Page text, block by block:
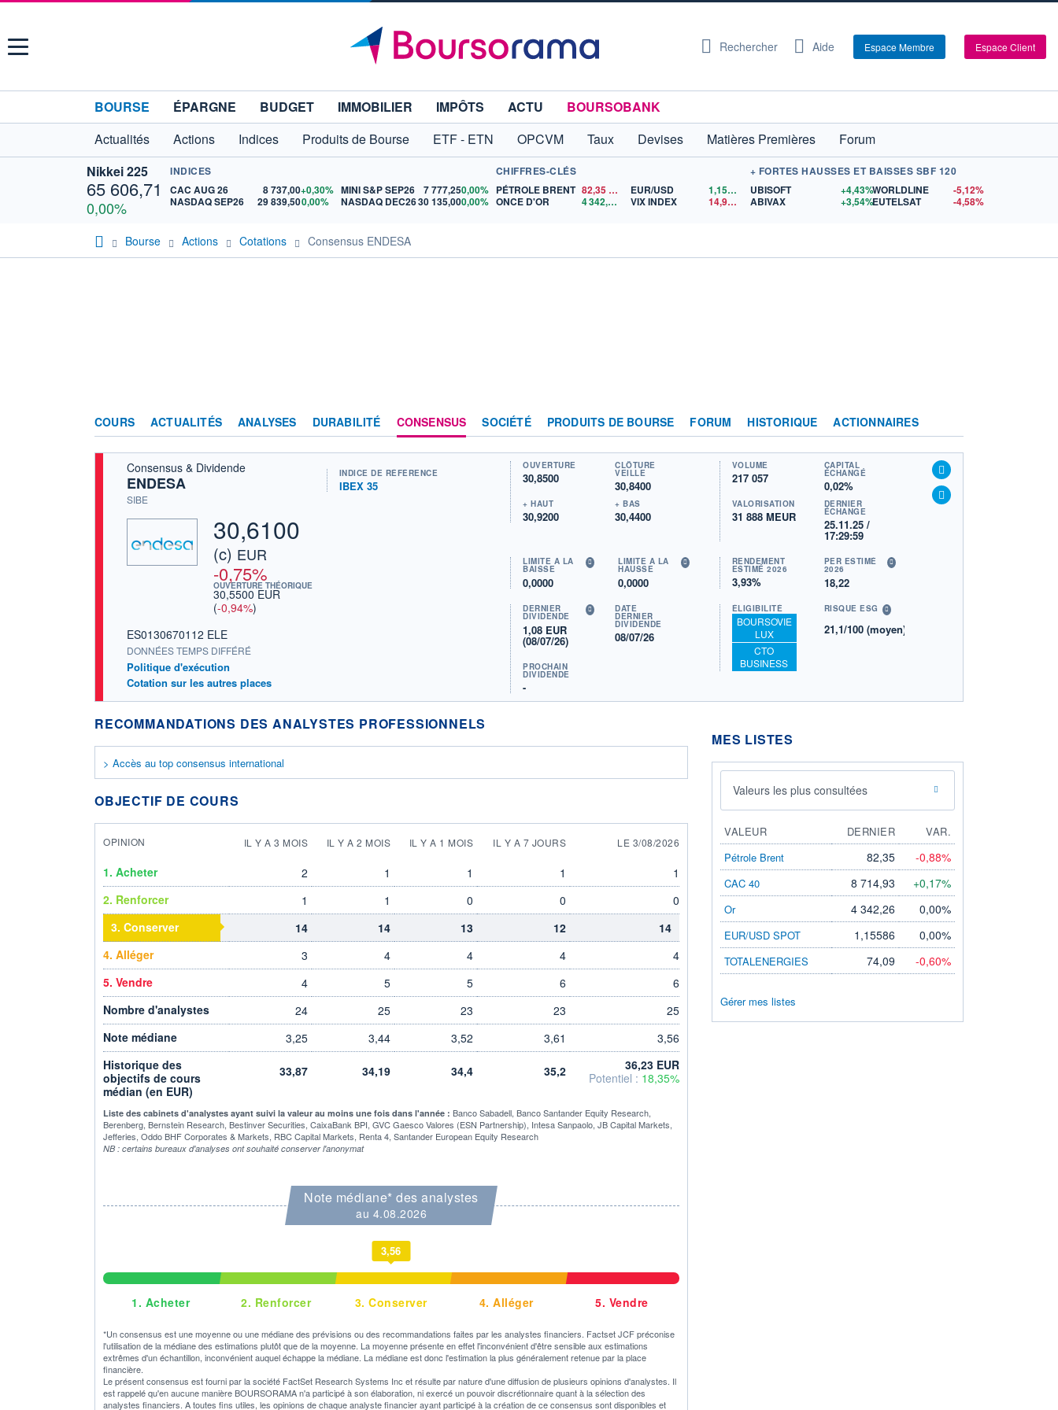
Menu Rechercher Aide Espace Membre Espace Client
BOURSE ÉPARGNE BUDGET IMMOBILIER IMPÔTS ACTU
BOURSOBANK
Actualités
Actions Indices Produits de Bourse ETF - ETN OPCVM Taux Devises Matières Premières
Forum
Nikkei 225
65 606,71
0,00%
INDICES
CAC AUG 26
8 737,00+0,30%
NASDAQ SEP26
29 839,500,00%
MINI S&P SEP26 7 777,250,00%
NASDAQ DEC2630 135,000,00%
CHIFFRES-CLÉS
PÉTROLE BRENT 82,35
ONCE D'OR
4 342,26 $US
EUR/USD 1,1559
$US
VIX INDEX
14,90$US
+ FORTES HAUSSES ET BAISSES SBF 120
UBISOFT
+4,43%
ABIVAX
+3,54%
WORLDLINE
-5,12%
EUTELSAT
-4,58%
Bourse Actions Cotations Consensus ENDESA
COURS ACTUALITÉS ANALYSES DURABILITÉ CONSENSUS SOCIÉTÉ PRODUITS DE BOURSE FORUM HISTORIQUE ACTIONNAIRES
Consensus & Dividende
ENDESA
SIBE
30,6100
(c) EUR
-0,75%
OUVERTURE THÉORIQUE
30,5500 EUR
(-0,94%)
ES0130670112 ELE
DONNÉES TEMPS DIFFÉRÉ
Politique d'exécution
Cotation sur les autres places
INDICE DE RÉFÉRENCE
IBEX 35
OUVERTURE
30,8500
CLÔTURE
VEILLE
30,8400
+ HAUT
30,9200
+ BAS
30,4400
VOLUME
217 057
CAPITAL
ÉCHANGÉ
0,02%
VALORISATION
31 888 MEUR
DERNIER
ÉCHANGE
25.11.25 /
17:29:59
LIMITE À LA
BAISSE
0,0000
LIMITE À LA
HAUSSE
0,0000
RENDEMENT
ESTIMÉ 2026
3,93%
PER ESTIMÉ
2026
18,22
DERNIER
DIVIDENDE
1,08 EUR
(08/07/26)
DATE
DERNIER
DIVIDENDE
08/07/26
PROCHAIN
DIVIDENDE
-
ÉLIGIBILITÉ
BOURSOVIE
LUX
CTO
BUSINESS
RISQUE ESG
21,1/100 (moyen)
RECOMMANDATIONS DES ANALYSTES PROFESSIONNELS
> Accès au top consensus international
OBJECTIF DE COURS
OPINION IL Y A 3 MOIS IL Y A 2 MOIS IL Y A 1 MOIS IL Y A 7 JOURS LE 3/08/2026
1. Acheter 2 1 1 1
1
2. Renforcer
1 1 0 0
0
3. Conserver
14 14 13 12
14
4. Alléger
3 4 4 4
4
5. Vendre
4 5 5 6
6
Nombre d'analystes
24 25 23 23
25
Note médiane
3,25 3,44 3,52 3,61
3,56
Historique des
objectifs de cours
médian (en EUR)
33,87 34,19 34,4 35,2
36,23 EUR
Potentiel : 18,35%
Liste des cabinets d'analystes ayant suivi la valeur au moins une fois dans l'année : Banco Sabadell, Banco Santander Equity Research,
Berenberg, Bernstein Research, Bestinver Securities, CaixaBank BPI, GVC Gaesco Valores (ESN Partnership), Intesa Sanpaolo, JB Capital Markets,
Jefferies, Oddo BHF Corporates & Markets, RBC Capital Markets, Renta 4, Santander European Equity Research
NB : certains bureaux d'analyses ont souhaité conserver l'anonymat
Note médiane* des analystes
au 4.08.2026
1. Acheter 2. Renforcer
3,56
3. Conserver 4. Alléger 5. Vendre
*Un consensus est une moyenne ou une médiane des prévisions ou des recommandations faites par les analystes financiers. Factset JCF préconise
l'utilisation de la médiane des estimations plutôt que de la moyenne. La moyenne présente en effet l'inconvénient d'être sensible aux estimations
extrêmes d'un échantillon, inconvénient auquel échappe la médiane. La médiane est donc l'estimation la plus généralement retenue par la place
financière.
Le présent consensus est fourni par la société FactSet Research Systems Inc et résulte par nature d'une diffusion de plusieurs opinions d'analystes. Il
est rappelé qu'en aucune manière BOURSORAMA n'a participé à son élaboration, ni exercé un pouvoir discrétionnaire quant à la sélection des
analystes financiers. A toutes fins utiles, les opinions de chaque analyste financier ayant participé à la création de ce consensus sont disponibles et
MES LISTES
Valeurs les plus consultées
VALEUR DERNIER
VAR.
Pétrole Brent
82,35 -0,88%
CAC 40 8 714,93 +0,17%
Or 4 342,26 0,00%
EUR/USD SPOT 1,15586 0,00%
TOTALENERGIES 74,09 -0,60%
Gérer mes listes